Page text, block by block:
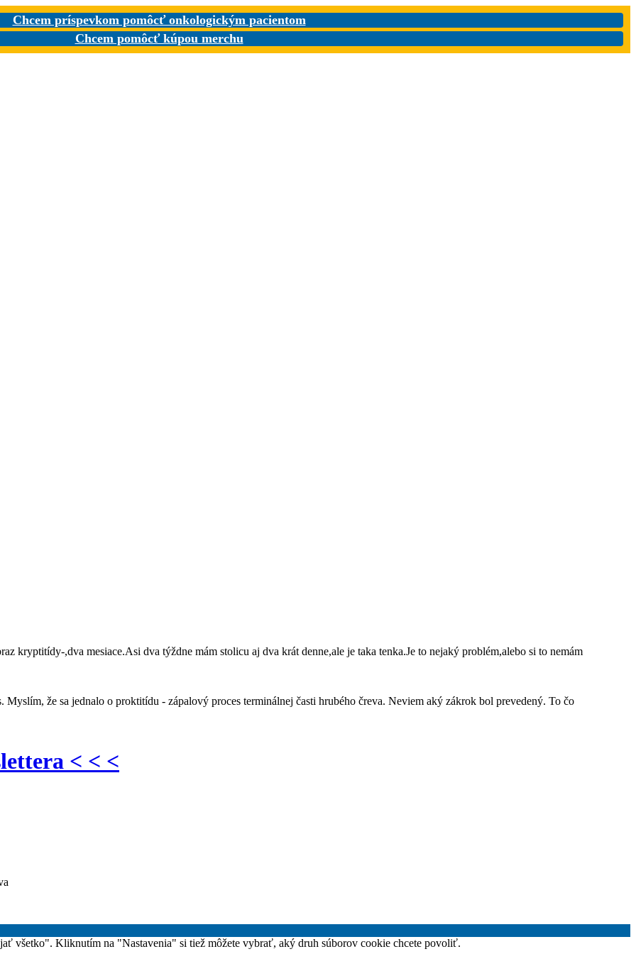
Chcem príspevkom pomôcť onkologickým pacientom
Chcem pomôcť kúpou merchu
kryptitídy-,dva mesiace.Asi dva týždne mám stolicu aj dva krát denne,ale je taka tenka.Je to nejaký problém,alebo si to nemám
že sa jednalo o proktitídu - zápalový proces terminálnej časti hrubého čreva. Neviem aký zákrok bol prevedený. To čo
< < <
všetko". Kliknutím na "Nastavenia" si tiež môžete vybrať, aký druh súborov cookie chcete povoliť.